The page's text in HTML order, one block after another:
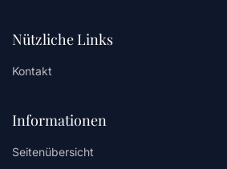
Nützliche Links
Kontakt
Informationen
Seitenübersicht